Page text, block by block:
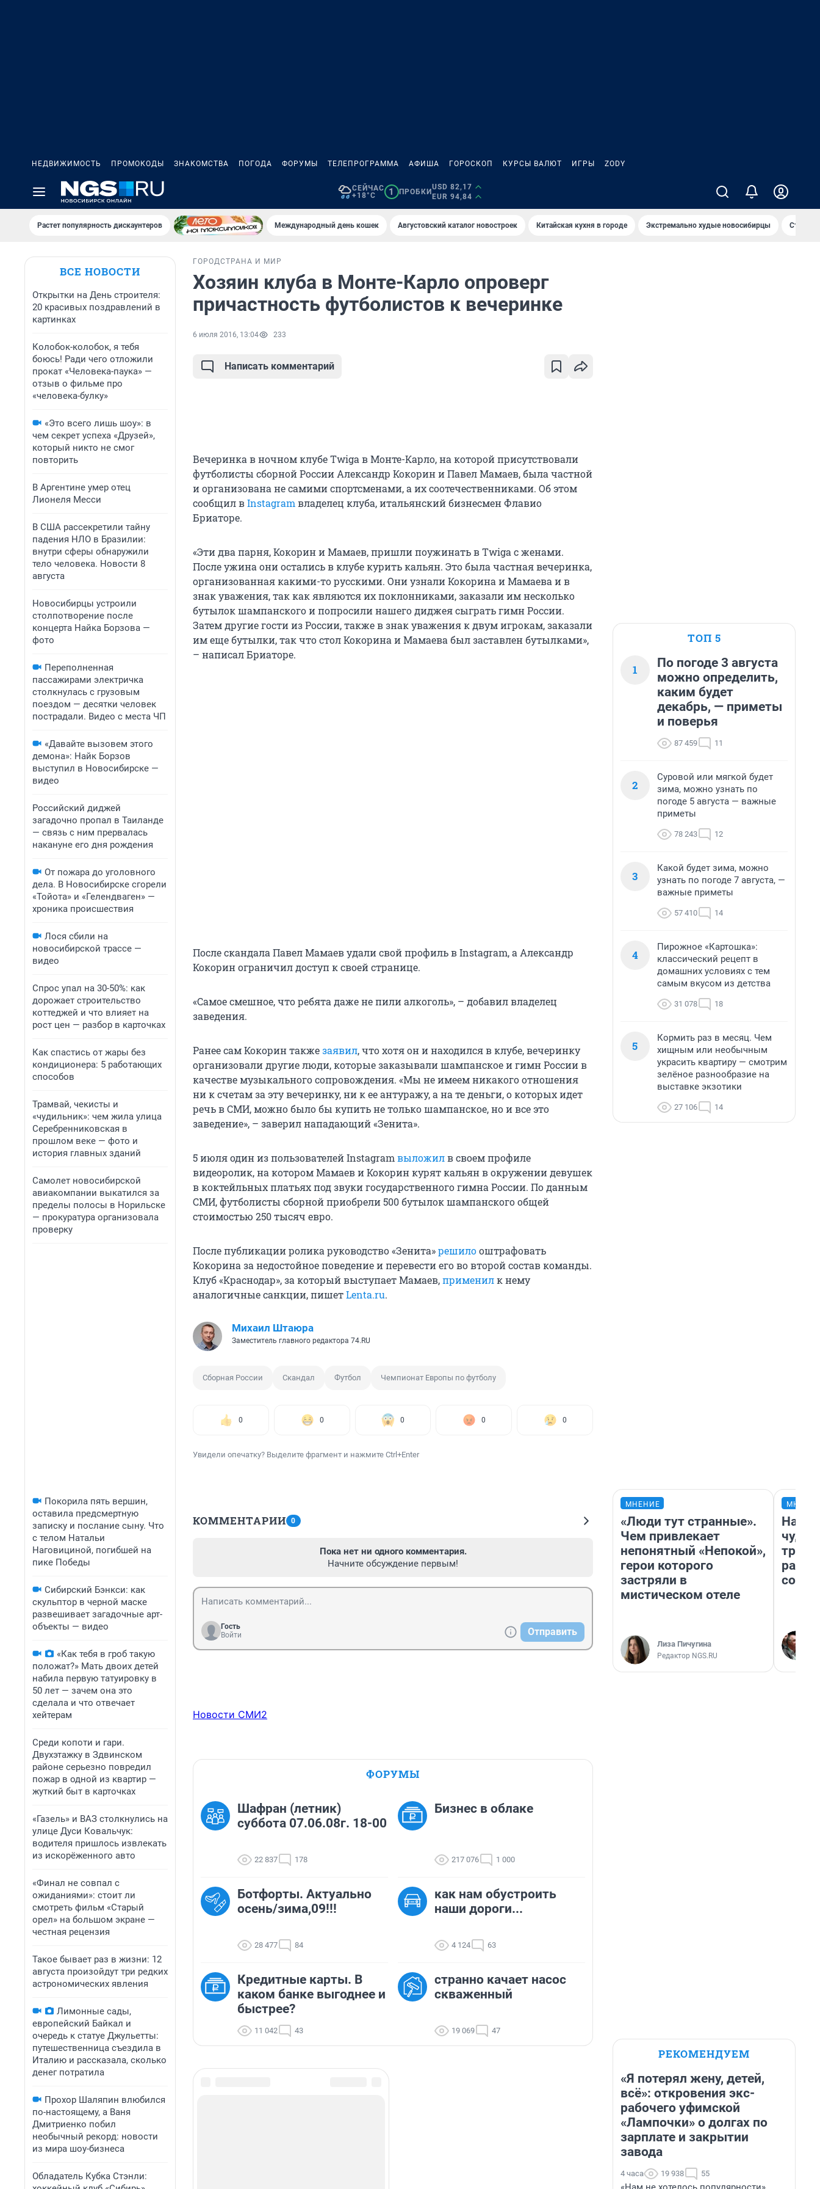
НЕДВИЖИМОСТЬ ПРОМОКОДЫ ЗНАКОМСТВА ПОГОДА ФОРУМЫ ТЕЛЕПРОГРАММА АФИША ГОРОСКОП КУРСЫ ВАЛЮТ ИГРЫ ZODY
СЕЙЧАС
+18°C
1 ПРОБКИ
USD 82,17
EUR 94,84
Растет популярность дискаунтеров Международный день кошек Августовский каталог новостроек Китайская кухня в городе Экстремально худые новосибирцы Старт
ВСЕ НОВОСТИ
Открытки на День строителя:
20 красивых поздравлений в
картинках
Колобок-колобок, я тебя
боюсь! Ради чего отложили
прокат «Человека-паука» —
отзыв о фильме про
«человека-булку»
«Это всего лишь шоу»: в
чем секрет успеха «Друзей»,
который никто не смог
повторить
В Аргентине умер отец
Лионеля Месси
В США рассекретили тайну
падения НЛО в Бразилии:
внутри сферы обнаружили
тело человека. Новости 8
августа
Новосибирцы устроили
столпотворение после
концерта Найка Борзова —
фото
Переполненная
пассажирами электричка
столкнулась с грузовым
поездом — десятки человек
пострадали. Видео с места ЧП
«Давайте вызовем этого
демона»: Найк Борзов
выступил в Новосибирске —
видео
Российский диджей
загадочно пропал в Таиланде
— связь с ним прервалась
накануне его дня рождения
От пожара до уголовного
дела. В Новосибирске сгорели
«Тойота» и «Гелендваген» —
хроника происшествия
Лося сбили на
новосибирской трассе —
видео
Спрос упал на 30-50%: как
дорожает строительство
коттеджей и что влияет на
рост цен — разбор в карточках
Как спастись от жары без
кондиционера: 5 работающих
способов
Трамвай, чекисты и
«чудильник»: чем жила улица
Серебренниковская в
прошлом веке — фото и
история главных зданий
Самолет новосибирской
авиакомпании выкатился за
пределы полосы в Норильске
— прокуратура организовала
проверку
Покорила пять вершин,
оставила предсмертную
записку и послание сыну. Что
с телом Натальи
Наговициной, погибшей на
пике Победы
Сибирский Бэнкси: как
скульптор в черной маске
развешивает загадочные арт-
объекты — видео
«Как тебя в гроб такую
положат?» Мать двоих детей
набила первую татуировку в
50 лет — зачем она это
сделала и что отвечает
хейтерам
Среди копоти и гари.
Двухэтажку в Здвинском
районе серьезно повредил
пожар в одной из квартир —
жуткий быт в карточках
«Газель» и ВАЗ столкнулись на
улице Дуси Ковальчук:
водителя пришлось извлекать
из искорёженного авто
«Финал не совпал с
ожиданиями»: стоит ли
смотреть фильм «Старый
орел» на большом экране —
честная рецензия
Такое бывает раз в жизни: 12
августа произойдут три редких
астрономических явления
Лимонные сады,
европейский Байкал и
очередь к статуе Джульетты:
путешественница съездила в
Италию и рассказала, сколько
денег потратила
Прохор Шаляпин влюбился
по-настоящему, а Ваня
Дмитриенко побил
необычный рекорд: новости
из мира шоу-бизнеса
Обладатель Кубка Стэнли:
ГОРОДСТРАНА И МИР
Хозяин клуба в Монте-Карло опроверг
причастность футболистов к вечеринке
6 июля 2016, 13:04 233
Написать комментарий
Вечеринка в ночном клубе Twiga в Монте-Карло, на которой присутствовали
футболисты сборной России Александр Кокорин и Павел Мамаев, была частной
и организована не самими спортсменами, а их соотечественниками. Об этом
сообщил вInstagram владелец клуба, итальянский бизнесмен Флавио
Бриаторе.
«Эти два парня, Кокорин и Мамаев, пришли поужинать в Twiga с женами.
После ужина они остались в клубе курить кальян. Это была частная вечеринка,
организованная какими-то русскими. Они узнали Кокорина и Мамаева и в
знак уважения, так как являются их поклонниками, заказали им несколько
бутылок шампанского и попросили нашего диджея сыграть гимн России.
Затем другие гости из России, также в знак уважения к двум игрокам, заказали
им еще бутылки, так что стол Кокорина и Мамаева был заставлен бутылками»,
– написал Бриаторе.
После скандала Павел Мамаев удали свой профиль в Instagram, а Александр
Кокорин ограничил доступ к своей странице.
«Самое смешное, что ребята даже не пили алкоголь», – добавил владелец
заведения.
Ранее сам Кокорин такжезаявил, что хотя он и находился в клубе, вечеринку
организовали другие люди, которые заказывали шампанское и гимн России в
качестве музыкального сопровождения. «Мы не имеем никакого отношения
ни к счетам за эту вечеринку, ни к ее антуражу, а на те деньги, о которых идет
речь в СМИ, можно было бы купить не только шампанское, но и все это
заведение», – заверил нападающий «Зенита».
5 июля один из пользователей Instagram выложилв своем профиле
видеоролик, на котором Мамаев и Кокорин курят кальян в окружении девушек
в коктейльных платьях под звуки государственного гимна России. По данным
СМИ, футболисты сборной приобрели 500 бутылок шампанского общей
стоимостью 250 тысяч евро.
После публикации ролика руководство «Зенита»решилооштрафовать
Кокорина за недостойное поведение и перевести его во второй состав команды.
Клуб «Краснодар», за который выступает Мамаев,применилк нему
аналогичные санкции, пишетLenta.ru.
Михаил Штаюра
Заместитель главного редактора 74.RU
Сборная России Скандал Футбол Чемпионат Европы по футболу
0 0 0 0 0
Увидели опечатку? Выделите фрагмент и нажмите Ctrl+Enter
КОММЕНТАРИИ 0
Пока нет ни одного комментария.
Начните обсуждение первым!
Гость
Войти
Отправить
Новости СМИ2
ФОРУМЫ
Шафран (летник)
суббота 07.06.08г. 18-00
22 837 178
Бизнес в облаке
217 076 1 000
Ботфорты. Актуально
осень/зима,09!!!
28 477 84
как нам обустроить
наши дороги...
4 124 63
Кредитные карты. В
каком банке выгоднее и
быстрее?
11 042 43
странно качает насос
скваженный
19 069 47
ТОП 5
1
По погоде 3 августа
можно определить,
каким будет
декабрь, — приметы
и поверья
87 459 11
2
Суровой или мягкой будет
зима, можно узнать по
погоде 5 августа — важные
приметы
78 243 12
3
Какой будет зима, можно
узнать по погоде 7 августа, —
важные приметы
57 410 14
4
Пирожное «Картошка»:
классический рецепт в
домашних условиях с тем
самым вкусом из детства
31 078 18
5
Кормить раз в месяц. Чем
хищным или необычным
украсить квартиру — смотрим
зелёное разнообразие на
выставке экзотики
27 106 14
МНЕНИЕ
«Люди тут странные».
Чем привлекает
непонятный «Непокой»,
герои которого
застряли в
мистическом отеле
Лиза Пичугина
Редактор NGS.RU
РЕКОМЕНДУЕМ
«Я потерял жену, детей,
всё»: откровения экс-
рабочего уфимской
«Лампочки» о долгах по
зарплате и закрытии
завода
4 часа 19 938 55